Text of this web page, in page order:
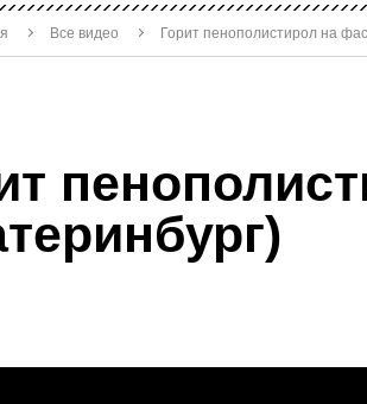
Все видео Горит пенополистирол на